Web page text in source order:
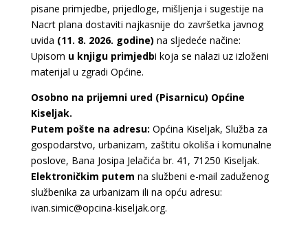
pisane primjedbe, prijedloge, mišljenja i sugestije na
Nacrt plana dostaviti najkasnije do završetka javnog
uvida (11. 8. 2026. godine) na sljedeće načine:
Upisom u knjigu primjedbi koja se nalazi uz izloženi
materijal u zgradi Općine.
Osobno na prijemni ured (Pisarnicu) Općine
Kiseljak.
Putem pošte na adresu: Općina Kiseljak, Služba za
gospodarstvo, urbanizam, zaštitu okoliša i komunalne
poslove, Bana Josipa Jelačića br. 41, 71250 Kiseljak.
Elektroničkim putem na službeni e-mail zaduženog
službenika za urbanizam ili na opću adresu:
ivan.simic@opcina-kiseljak.org.